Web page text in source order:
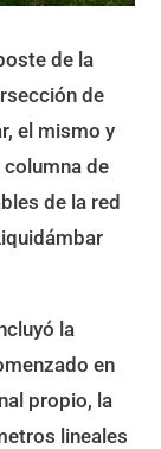
de la
de
el mismo y
de
de la red
la
en
propio, la
lineales